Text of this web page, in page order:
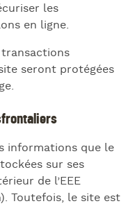
les
en ligne.
seront protégées
informations que le
sur ses
de l’EEE
Toutefois, le site est